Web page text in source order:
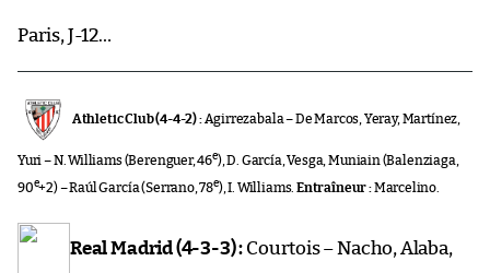
Paris, J-12…
Athletic Club (4-4-2) :Agirrezabala – De Marcos, Yeray, Martínez,
Yuri – N. Williams (Berenguer, 46e), D. García, Vesga, Muniain (Balenziaga,
90e+2) – Raúl García (Serrano, 78e), I. Williams.Entraîneur :Marcelino.
Real Madrid (4-3-3) : Courtois – Nacho, Alaba,